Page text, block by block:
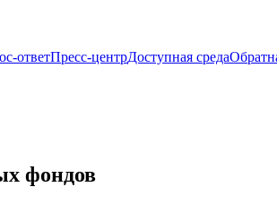
ответПресс-центрДоступная среда
фондов